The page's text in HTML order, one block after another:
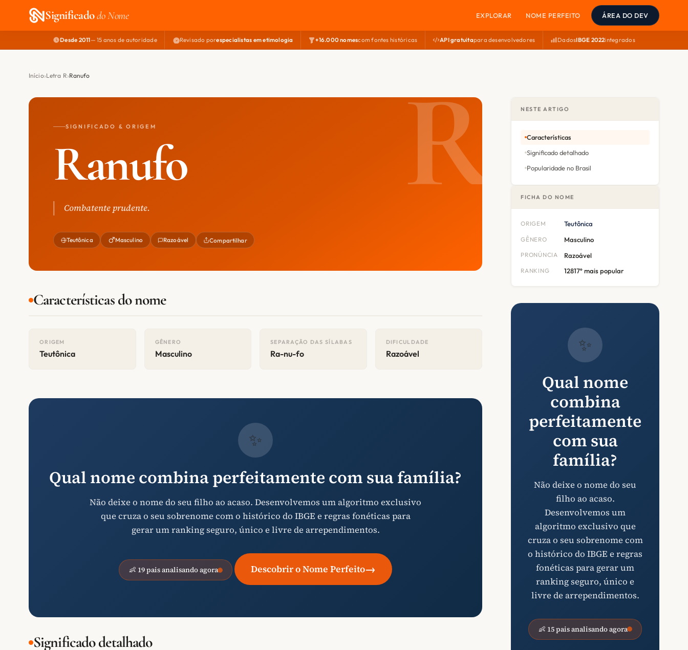
Significadodo Nome EXPLORAR NOME PERFEITO ÁREA DO DEV
Desde 2011— 15 anos de autoridade Revisado porespecialistas em etimologia +16.000 nomescom fontes históricas API gratuitapara desenvolvedores DadosIBGE 2022integrados
Início Letra R Ranufo
SIGNIFICADO & ORIGEM
Ranufo
Combatente prudente.
Teutônica Masculino Razoável Compartilhar
Características do nome
ORIGEM
Teutônica
GÊNERO
Masculino
SEPARAÇÃO DAS SÍLABAS
Ra-nu-fo
DIFICULDADE
Razoável
✨
Qual nome combina perfeitamente com sua família?
Não deixe o nome do seu filho ao acaso. Desenvolvemos um algoritmo exclusivo
que cruza o seu sobrenome com o histórico do IBGE e regras fonéticas para
gerar um ranking seguro, único e livre de arrependimentos.
👶 19 pais analisando agora Descobrir o Nome Perfeito→
Significado detalhado
NESTE ARTIGO
Características
Significado detalhado
Popularidade no Brasil
FICHA DO NOME
ORIGEM Teutônica
GÊNERO Masculino
PRONÚNCIA Razoável
RANKING 12817º mais popular
✨
Qual nome
combina
perfeitamente
com sua
família?
Não deixe o nome do seu
filho ao acaso.
Desenvolvemos um
algoritmo exclusivo que
cruza o seu sobrenome com
o histórico do IBGE e regras
fonéticas para gerar um
ranking seguro, único e
livre de arrependimentos.
👶 15 pais analisando agora